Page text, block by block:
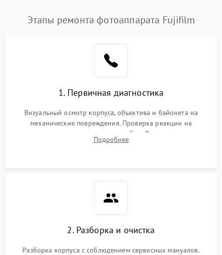
Этапы ремонта фотоаппарата Fujifilm
1. Первичная диагностика
Визуальный осмотр корпуса, объектива и байонета на
механические повреждения. Проверка реакции на
включение, считывание кодов ошибок. Оценка состояния
матрицы и затвора, проверка работы автофокуса и вспышки.
Подробнее
2. Разборка и очистка
Разборка корпуса с соблюдением сервисных мануалов.